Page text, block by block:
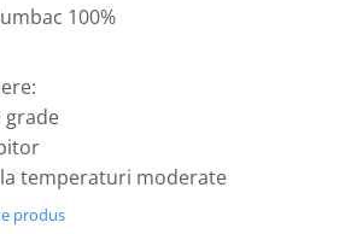
100%
grade
la temperaturi moderate
produs